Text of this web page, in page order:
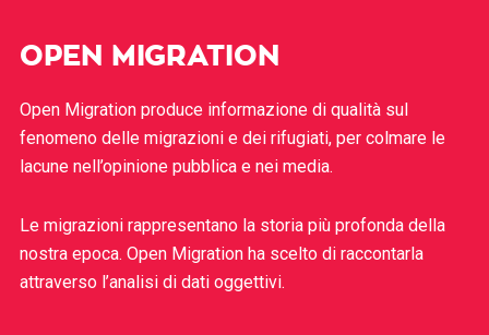
OPEN MIGRATION
Open Migration produce informazione di qualità sul
fenomeno delle migrazioni e dei rifugiati, per colmare le
lacune nell’opinione pubblica e nei media.
Le migrazioni rappresentano la storia più profonda della
nostra epoca. Open Migration ha scelto di raccontarla
attraverso l’analisi di dati oggettivi.